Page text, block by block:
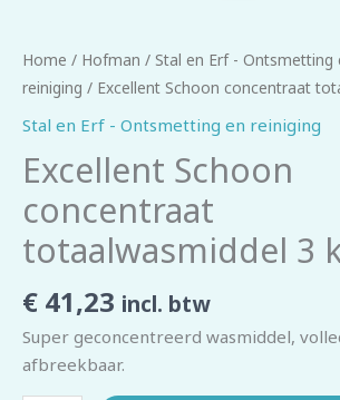
Home / Hofman / Stal en Erf - Ontsmetting
reiniging / Excellent Schoon concentraat
Stal en Erf - Ontsmetting en reiniging
Excellent Schoon
concentraat
totaalwasmiddel 3
€ 41,23 incl. btw
Super geconcentreerd wasmiddel,
afbreekbaar.